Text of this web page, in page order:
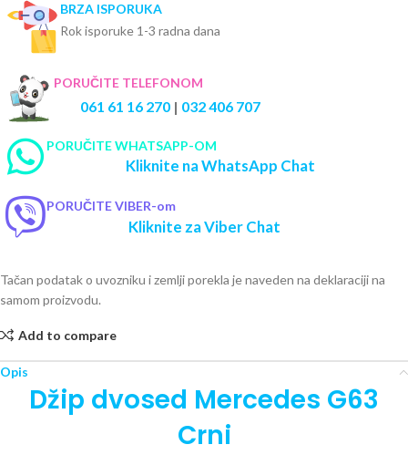
BRZA ISPORUKA
Rok isporuke 1-3 radna dana
PORUČITE TELEFONOM
061 61 16 270 | 032 406 707
PORUČITE WHATSAPP-OM
Kliknite na WhatsApp Chat
PORUČITE VIBER-om
Kliknite za Viber Chat
Tačan podatak o uvozniku i zemlji porekla je naveden na deklaraciji na
samom proizvodu.
Add to compare
Opis
Džip dvosed Mercedes G63
Crni